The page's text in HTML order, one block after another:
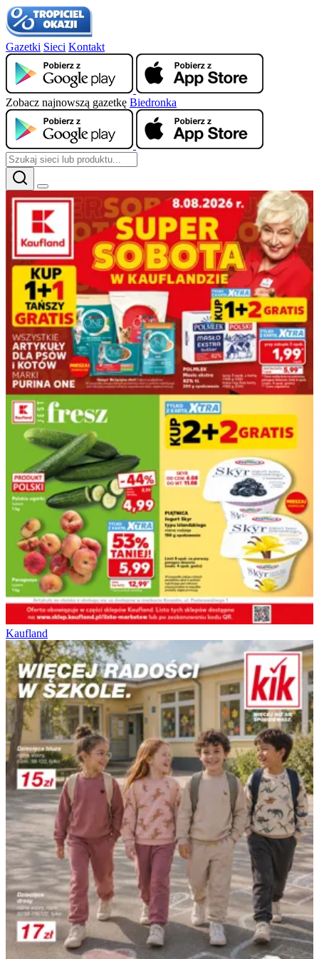
Gazetki Sieci Kontakt
Zobacz najnowszą gazetkę Biedronka
Kaufland